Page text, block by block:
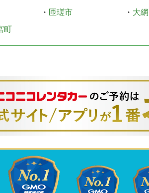
・ 匝瑳市 ・ 大
町